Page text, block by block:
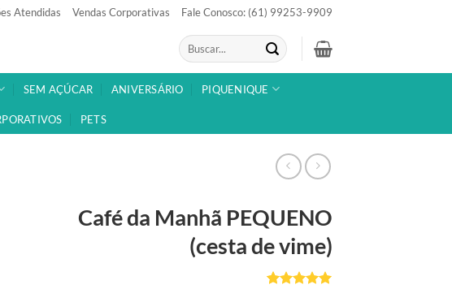
Atendidas Vendas Corporativas Fale Conosco: (61) 99253-9909
Pesquisar
por:
SEM AÇÚCAR ANIVERSÁRIO PIQUENIQUE
PETS
Café da Manhã PEQUENO
(cesta de vime)